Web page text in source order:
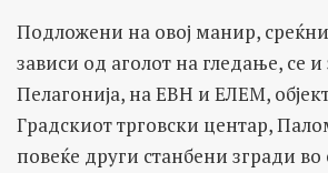
Подложени на овој манир,
зависи од аголот на гледање, се
Пелагонија, на ЕВН и ЕЛЕМ,
Градскиот трговски центар,
повеќе други станбени згради во